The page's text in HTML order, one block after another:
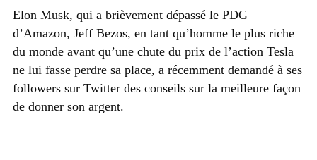
Elon Musk, qui a brièvement dépassé le PDG
d’Amazon, Jeff Bezos, en tant qu’homme le plus riche
du monde avant qu’une chute du prix de l’action Tesla
ne lui fasse perdre sa place, a récemment demandé à ses
followers sur Twitter des conseils sur la meilleure façon
de donner son argent.